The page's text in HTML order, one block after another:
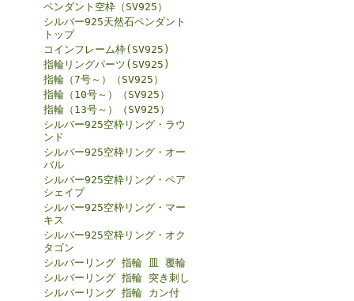
ペンダント空枠（SV925）
シルバー925天然石ペンダント
トップ
コインフレーム枠(SV925)
指輪リングパーツ(SV925)
指輪（7号～）（SV925）
指輪（10号～）（SV925）
指輪（13号～）（SV925）
シルバー925空枠リング・ラウ
ンド
シルバー925空枠リング・オー
バル
シルバー925空枠リング・ペア
シェイプ
シルバー925空枠リング・マー
キス
シルバー925空枠リング・オク
タゴン
シルバーリング 指輪 皿 覆輪
シルバーリング 指輪 突き刺し
シルバーリング 指輪 カン付